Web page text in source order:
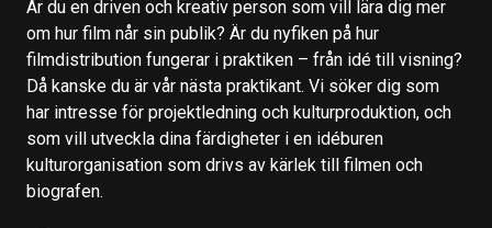
Är du en driven och kreativ person som vill lära dig mer
om hur film når sin publik? Är du nyfiken på hur
filmdistribution fungerar i praktiken – från idé till visning?
Då kanske du är vår nästa praktikant. Vi söker dig som
har intresse för projektledning och kulturproduktion, och
som vill utveckla dina färdigheter i en idéburen
kulturorganisation som drivs av kärlek till filmen och
biografen.